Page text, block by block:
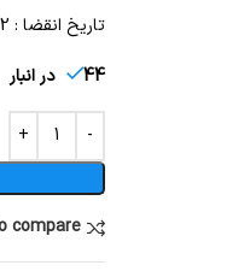
تاریخ انقضا : 2027/02
44 در انبار
compare